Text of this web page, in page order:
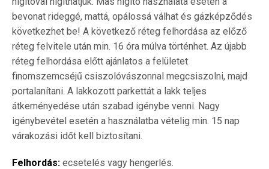
bevonat rideggé, mattá, opálossá válhat és gázképződés
következhet be! A következő réteg felhordása az előző
réteg felvitele után min. 16 óra múlva történhet. Az újabb
réteg felhordása előtt ajánlatos a felületet
finomszemcséjű csiszolóvászonnal megcsiszolni, majd
portalanítani. A lakkozott parkettát a lakk teljes
átkeményedése után szabad igénybe venni. Nagy
igénybevétel esetén a használatba vételig min. 15 nap
várakozási időt kell biztosítani.
Felhordás: ecsetelés vagy hengerlés.